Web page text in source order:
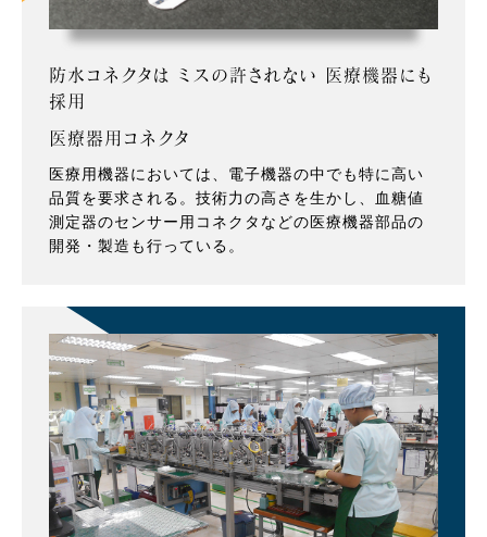
防水コネクタは ミスの許されない 医療機器にも
採用
医療器用コネクタ
医療用機器においては、電子機器の中でも特に高い
品質を要求される。技術力の高さを生かし、血糖値
測定器のセンサー用コネクタなどの医療機器部品の
開発・製造も行っている。